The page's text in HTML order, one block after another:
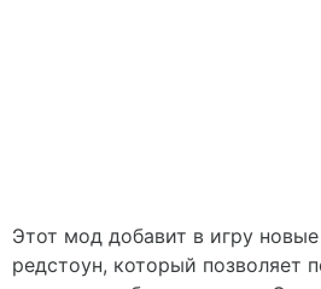
Этот мод добавит в игру новые
редстоун, который позволяет